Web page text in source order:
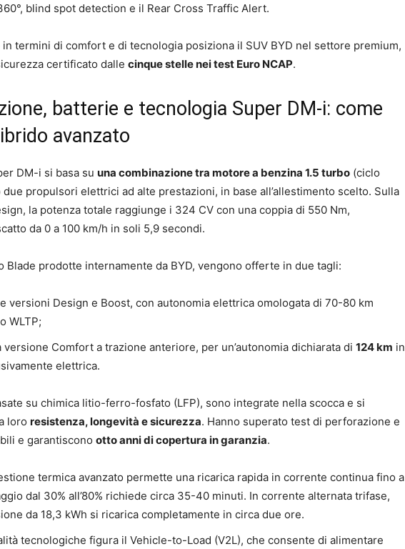
blind spot detection e il Rear Cross Traffic Alert.
termini di comfort e di tecnologia posiziona il SUV BYD nel settore premium,
certificato dalle cinque stelle nei test Euro NCAP.
batterie e tecnologia Super DM-i: come
avanzato
DM-i si basa su una combinazione tra motore a benzina 1.5 turbo (ciclo
due propulsori elettrici ad alte prestazioni, in base all’allestimento scelto. Sulla
la potenza totale raggiunge i 324 CV con una coppia di 550 Nm,
da 0 a 100 km/h in soli 5,9 secondi.
Blade prodotte internamente da BYD, vengono offerte in due tagli:
versioni Design e Boost, con autonomia elettrica omologata di 70-80 km
WLTP;
versione Comfort a trazione anteriore, per un’autonomia dichiarata di 124 km in
elettrica.
su chimica litio-ferro-fosfato (LFP), sono integrate nella scocca e si
loro resistenza, longevità e sicurezza. Hanno superato test di perforazione e
e garantiscono otto anni di copertura in garanzia.
termica avanzato permette una ricarica rapida in corrente continua fino a
dal 30% all’80% richiede circa 35-40 minuti. In corrente alternata trifase,
da 18,3 kWh si ricarica completamente in circa due ore.
tecnologiche figura il Vehicle-to-Load (V2L), che consente di alimentare